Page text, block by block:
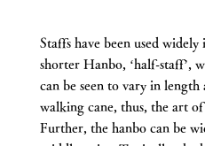
Staffs have been used
shorter Hanbo, ‘half-staff’,
can be seen to vary in
walking cane, thus, the art
Further, the hanbo can be